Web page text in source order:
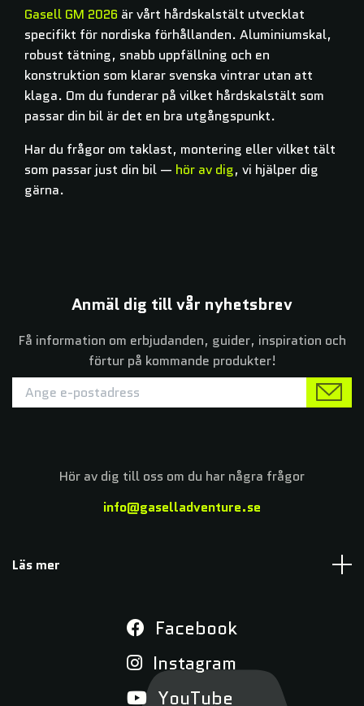
Gasell GM 2026 är vårt hårdskalstält utvecklat
specifikt för nordiska förhållanden. Aluminiumskal,
robust tätning, snabb uppfällning och en
konstruktion som klarar svenska vintrar utan att
klaga. Om du funderar på vilket hårdskalstält som
passar din bil är det en bra utgångspunkt.
Har du frågor om taklast, montering eller vilket tält
som passar just din bil — hör av dig, vi hjälper dig
gärna.
Anmäl dig till vår nyhetsbrev
Få information om erbjudanden, guider, inspiration och
förtur på kommande produkter!
Hör av dig till oss om du har några frågor
info@gaselladventure.se
Läs mer
Facebook
Instagram
YouTube